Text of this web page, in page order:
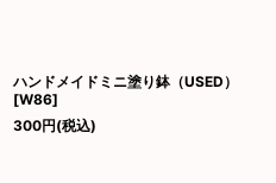
ハンドメイドミニ塗り鉢（USED）
[W86]
300円(税込)